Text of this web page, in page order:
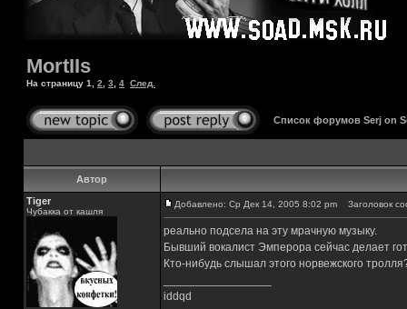
MortIIs
На страницу 1 2 3 4 След.
Список форумов Serj on
Автор
Tiger
Чубакка от кашля
Добавлено: Ср Дек 14, 2005 8:02 pm Заголовок
реально подсела на эту мрачную музыку.
Бывший вокалист Эмперора сейчас делает
Кто-нибудь слышал этого норвежского
iddqd